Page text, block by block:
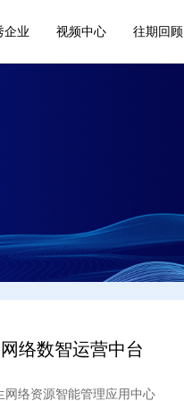
企业 视频中心 往期回顾
络数智运营中台
络资源智能管理应用中心